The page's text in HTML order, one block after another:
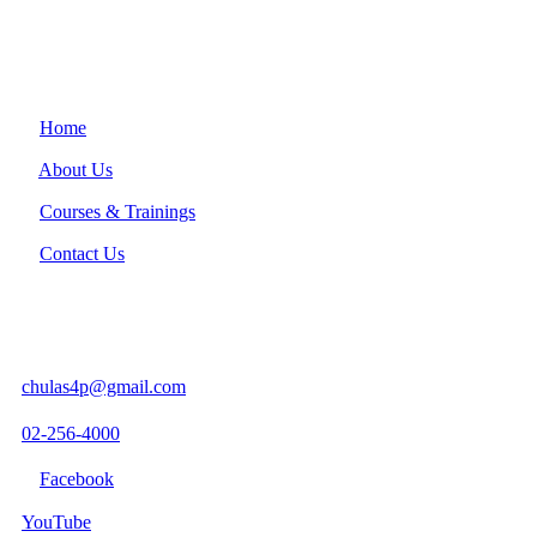
Home
About Us
Courses & Trainings
Contact Us
chulas4p@gmail.com
02-256-4000
Facebook
YouTube